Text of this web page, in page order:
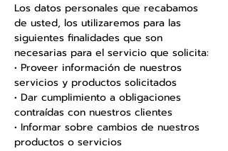
Los datos personales que recabamos
de usted, los utilizaremos para las
siguientes finalidades que son
necesarias para el servicio que solicita:
• Proveer información de nuestros
servicios y productos solicitados
• Dar cumplimiento a obligaciones
contraídas con nuestros clientes
• Informar sobre cambios de nuestros
productos o servicios